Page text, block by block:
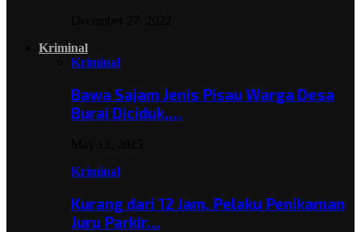
Kriminal
Kriminal
Bawa Sajam Jenis Pisau Warga Desa
Burai Diciduk,…
Kriminal
Kurang dari 12 Jam, Pelaku Penikaman
Juru Parkir…